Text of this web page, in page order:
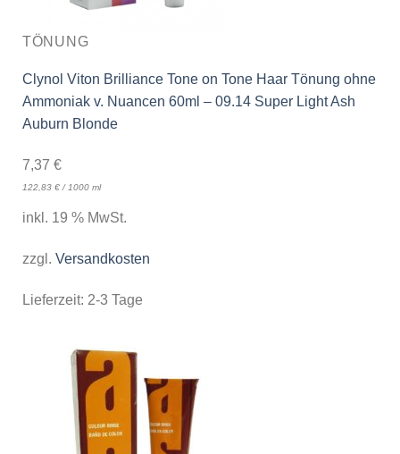
TÖNUNG
Clynol Viton Brilliance Tone on Tone Haar Tönung ohne
Ammoniak v. Nuancen 60ml – 09.14 Super Light Ash
Auburn Blonde
7,37 €
122,83 €/1000 ml
inkl. 19 % MwSt.
zzgl. Versandkosten
Lieferzeit: 2-3 Tage